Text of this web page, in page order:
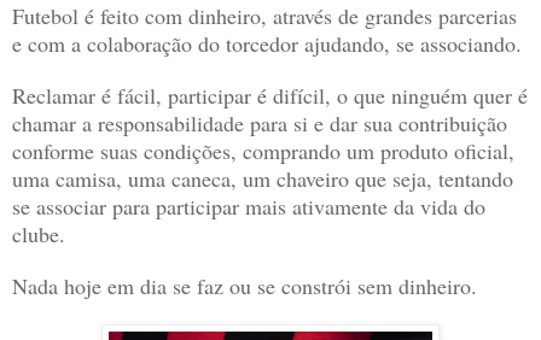
Futebol é feito com dinheiro, através de grandes parcerias
e com a colaboração do torcedor ajudando, se associando.
Reclamar é fácil, participar é difícil, o que ninguém quer é
chamar a responsabilidade para si e dar sua contribuição
conforme suas condições, comprando um produto oficial,
uma camisa, uma caneca, um chaveiro que seja, tentando
se associar para participar mais ativamente da vida do
clube.
Nada hoje em dia se faz ou se constrói sem dinheiro.